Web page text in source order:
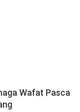
Wafat Pasca